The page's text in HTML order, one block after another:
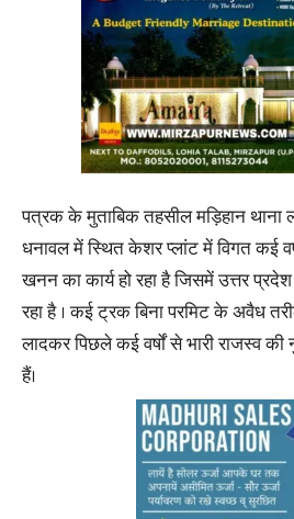
पत्रक के मुताबिक तहसील मड़िहान थाना
धनावल में स्थित केशर प्लांट में विगत कई
खनन का कार्य हो रहा है जिसमें उत्तर
रहा है । कई ट्रक बिना परमिट के अवैध
लादकर पिछले कई वर्षों से भारी राजस्व
हैं।